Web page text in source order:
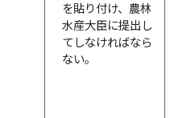
を貼り付け、農林
水産大臣に提出し
てしなければなら
ない。